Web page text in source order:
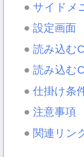
● サイドメ
● 設定画面
● 読み込む
● 読み込む
● 仕掛け条
● 注意事項
● 関連リン